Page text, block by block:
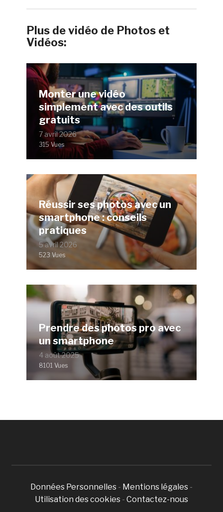
Plus de vidéo de Photos et
Vidéos:
Monter une vidéo
simplement avec des outils
gratuits
7 avril 2026
315 Vues
Réussir ses photos avec un
smartphone : conseils
pratiques
5 avril 2026
523 Vues
Prendre des photos pro avec
un smartphone
4 août 2025
8101 Vues
Données Personnelles - Mentions légales -
Utilisation des cookies - Contactez-nous